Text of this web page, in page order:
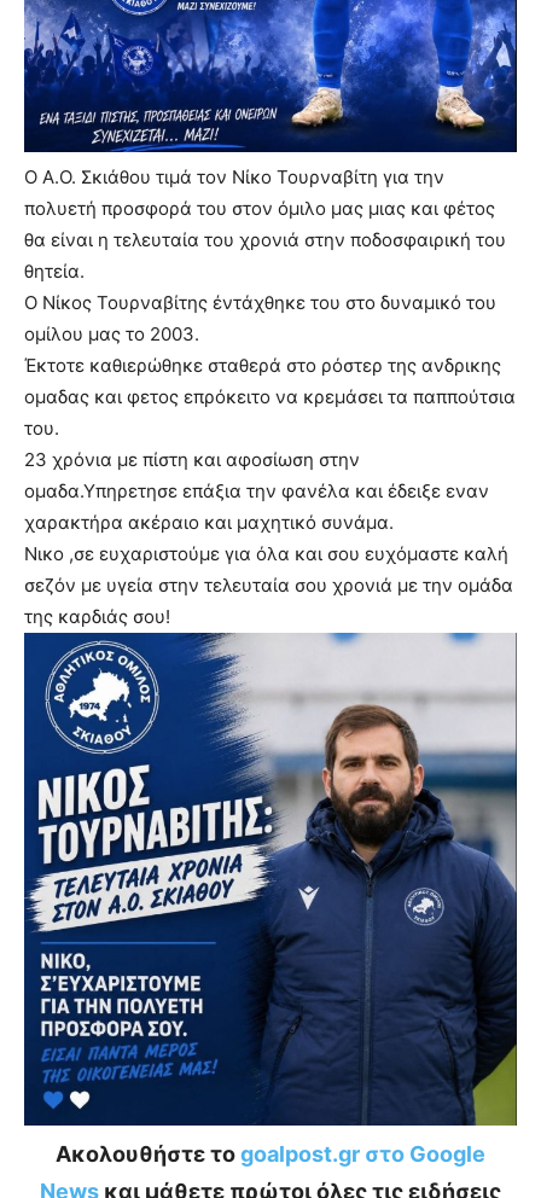
Ο Α.Ο. Σκιάθου τιμά τον Νίκο Τουρναβίτη για την
πολυετή προσφορά του στον όμιλο μας μιας και φέτος
θα είναι η τελευταία του χρονιά στην ποδοσφαιρική του
θητεία.
Ο Νίκος Τουρναβίτης έντάχθηκε του στο δυναμικό του
ομίλου μας το 2003.
Έκτοτε καθιερώθηκε σταθερά στο ρόστερ της ανδρικης
ομαδας και φετος επρόκειτο να κρεμάσει τα παππούτσια
του.
23 χρόνια με πίστη και αφοσίωση στην
ομαδα.Υπηρετησε επάξια την φανέλα και έδειξε εναν
χαρακτήρα ακέραιο και μαχητικό συνάμα.
Νικο ,σε ευχαριστούμε για όλα και σου ευχόμαστε καλή
σεζόν με υγεία στην τελευταία σου χρονιά με την ομάδα
της καρδιάς σου!
Ακολουθήστε τοgoalpost.gr στο Google
News και μάθετε πρώτοι όλες τις ειδήσεις